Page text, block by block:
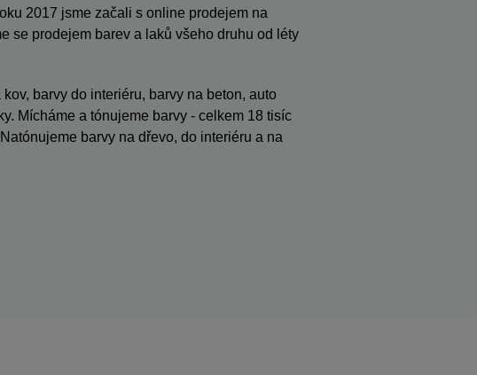
2017 jsme začali s online prodejem na
se prodejem barev a laků všeho druhu od léty
kov, barvy do interiéru, barvy na beton, auto
Mícháme a tónujeme barvy - celkem 18 tisíc
barvy na dřevo, do interiéru a na